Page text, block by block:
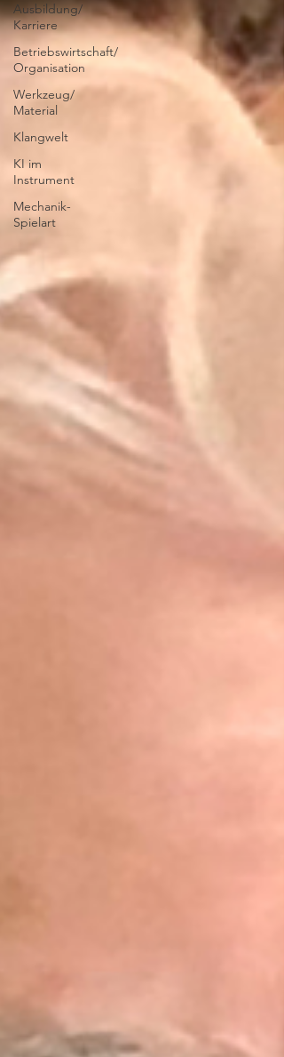
Ausbildung/
Karriere
Betriebswirtschaft/
Organisation
Werkzeug/
Material
Klangwelt
KI im
Instrument
Mechanik-
Spielart